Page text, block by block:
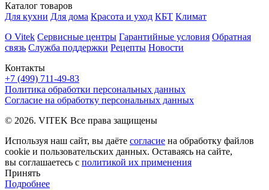
Контакты
+7 (499) 711-49-83
Каталог товаров
Для кухни Для дома Красота и уход КБТ Климат
О Vitek Сервисные центры Гарантийные условия Обратная
связь Служба поддержки Рецепты Новости
Политика обработки персональных данных
Согласие на обработку персональных данных
© 2026. VITEK Все права защищены
Используя наш сайт, вы даёте согласие на обработку файлов
cookie и пользовательских данных. Оставаясь на сайте,
вы соглашаетесь с политикой их применения
Принять
Подробнее